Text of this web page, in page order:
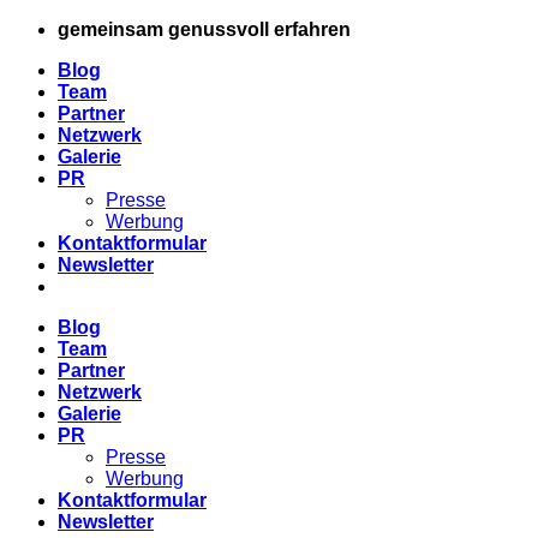
Zum
springen
gemeinsam genussvoll erfahren
Blog
Team
Partner
Netzwerk
Galerie
PR
Presse
Werbung
Kontaktformular
Newsletter
Blog
Team
Partner
Netzwerk
Galerie
PR
Presse
Werbung
Kontaktformular
Newsletter